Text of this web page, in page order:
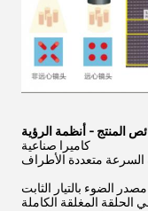
المنتج - أنظمة الرؤية
كاميرا صناعية
السرعة متعددة الأطراف
الضوء بالتيار الثابت
الحلقة المغلقة الكاملة